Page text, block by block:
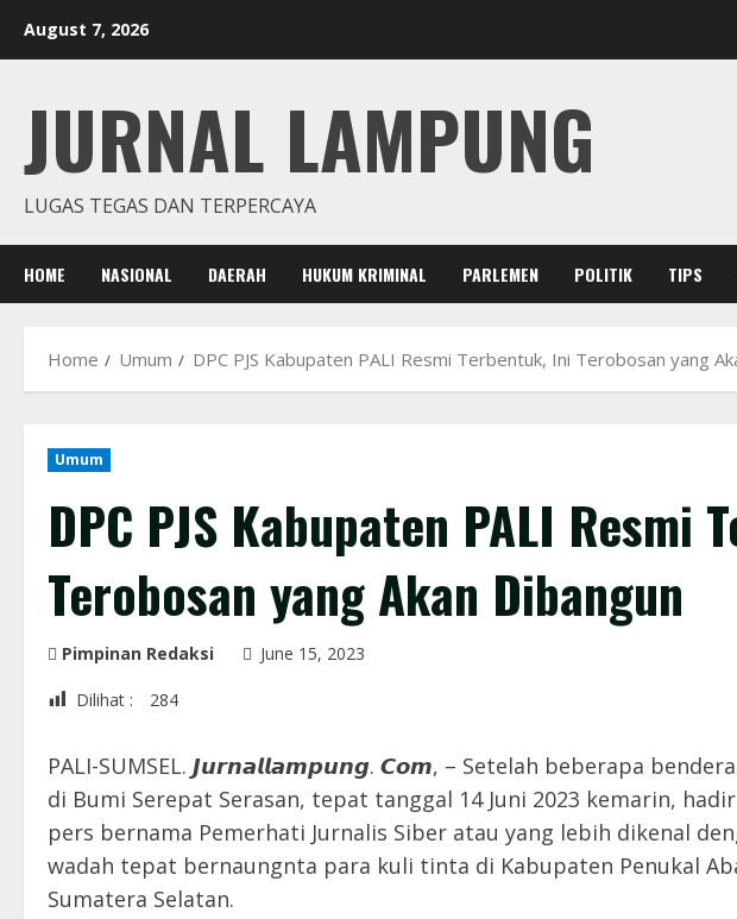
August 7, 2026
JURNAL LAMPUNG
LUGAS TEGAS DAN TERPERCAYA
HOME NASIONAL DAERAH HUKUM KRIMINAL PARLEMEN POLITIK TIPS
Home Umum DPC PJS Kabupaten PALI Resmi Terbentuk, Ini Terobosan yang
Umum
DPC PJS Kabupaten PALI Resmi
Terobosan yang Akan Dibangun
Pimpinan Redaksi June 15, 2023
Dilihat : 284
PALI-SUMSEL. 𝙅𝙪𝙧𝙣𝙖𝙡𝙡𝙖𝙢𝙥𝙪𝙣𝙜. 𝘾𝙤𝙢, – Setelah beberapa
di Bumi Serepat Serasan, tepat tanggal 14 Juni 2023 kemarin,
pers bernama Pemerhati Jurnalis Siber atau yang lebih dikenal
wadah tepat bernaungnta para kuli tinta di Kabupaten Penukal
Sumatera Selatan.